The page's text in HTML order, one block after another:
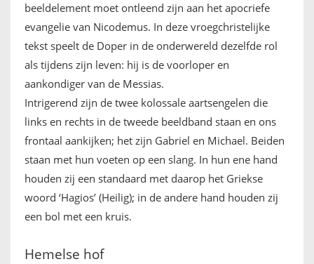
beeldelement moet ontleend zijn aan het apocriefe
evangelie van Nicodemus. In deze vroegchristelijke
tekst speelt de Doper in de onderwereld dezelfde rol
als tijdens zijn leven: hij is de voorloper en
aankondiger van de Messias.
Intrigerend zijn de twee kolossale aartsengelen die
links en rechts in de tweede beeldband staan en ons
frontaal aankijken; het zijn Gabriel en Michael. Beiden
staan met hun voeten op een slang. In hun ene hand
houden zij een standaard met daarop het Griekse
woord ‘Hagios’ (Heilig); in de andere hand houden zij
een bol met een kruis.
Hemelse hof